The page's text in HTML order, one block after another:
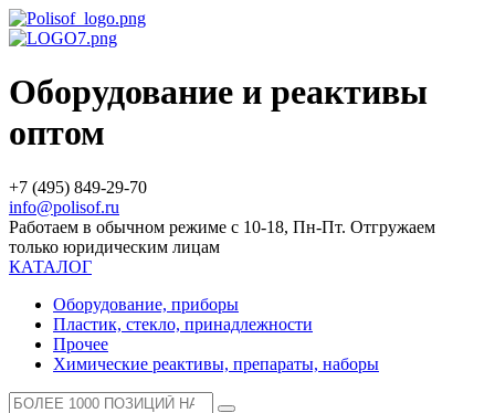
Оборудование и реактивы
оптом
+7 (495) 849-29-70
info@polisof.ru
Работаем в обычном режиме с 10-18, Пн-Пт. Отгружаем
только юридическим лицам
КАТАЛОГ
Оборудование, приборы
Пластик, стекло, принадлежности
Прочее
Химические реактивы, препараты, наборы